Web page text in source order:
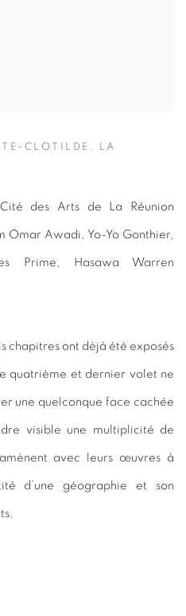
CLOTILDE, LA
des Arts de La Réunion
Omar Awadi, Yo-Yo Gonthier,
Prime, Hasawa Warren
chapitres ont déjà été exposés
quatrième et dernier volet ne
une quelconque face cachée
visible une multiplicité de
avec leurs œuvres à
d’une géographie et son